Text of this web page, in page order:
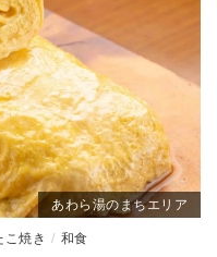
あわら湯のまちエリア
こ焼き 和食